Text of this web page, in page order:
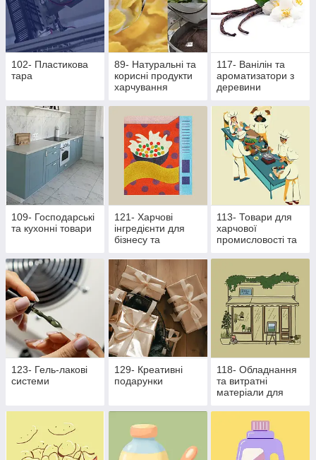
102- Пластикова
тара
89- Натуральні та
корисні продукти
харчування
117- Ванілін та
ароматизатори з
деревини
109- Господарські
та кухонні товари
121- Харчові
інгредієнти для
бізнесу та
113- Товари для
харчової
промисловості та
бізнесу
123- Гель-лакові
системи
129- Креативні
подарунки
118- Обладнання
та витратні
матеріали для
промисловості